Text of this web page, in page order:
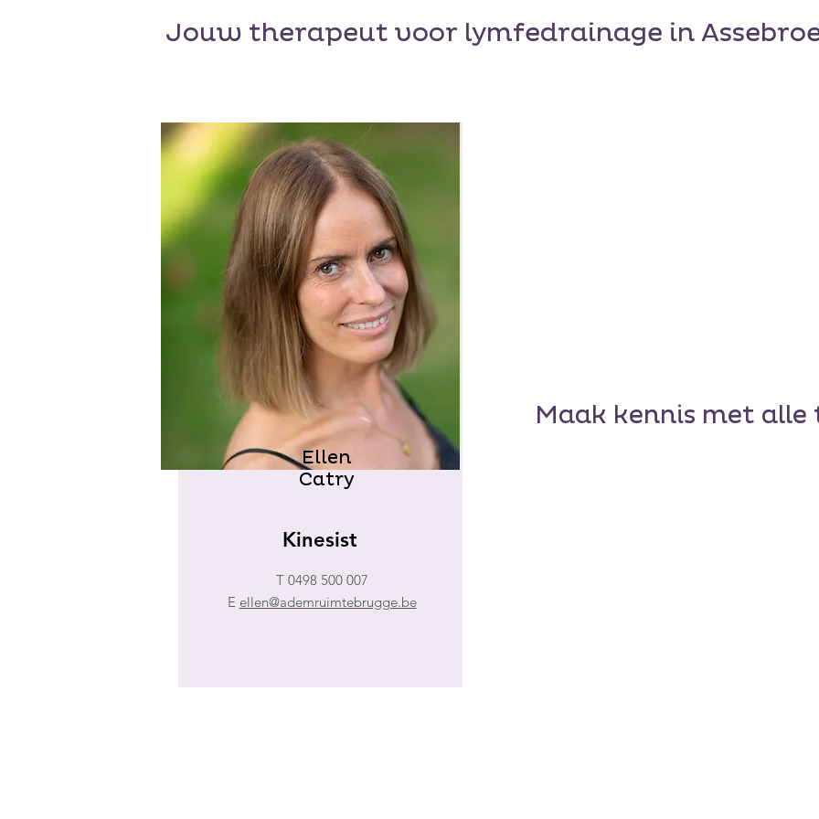
Jouw therapeut voor lymfedrainage in
Ellen
Catry
Kinesist
T 0498 500 007
E ellen@ademruimtebrugge.be
Maak kennis met